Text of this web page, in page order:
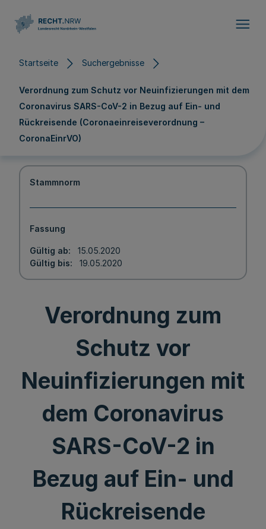
Startseite Suchergebnisse
Verordnung zum Schutz vor Neuinfizierungen mit dem
Coronavirus SARS-CoV-2 in Bezug auf Ein- und
Rückreisende (Coronaeinreiseverordnung –
CoronaEinrVO)
Stammnorm
Fassung
Gültig ab
15.05.2020
Gültig bis
19.05.2020
Verordnung zum
Schutz vor
Neuinfizierungen mit
dem Coronavirus
SARS-CoV-2 in
Bezug auf Ein- und
Rückreisende